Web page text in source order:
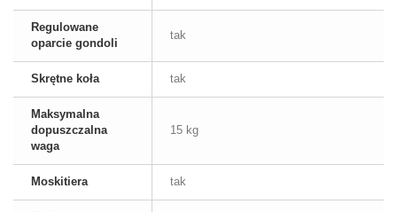
Regulowane
oparcie gondoli
tak
Skrętne koła tak
Maksymalna
dopuszczalna
waga
15 kg
Moskitiera tak